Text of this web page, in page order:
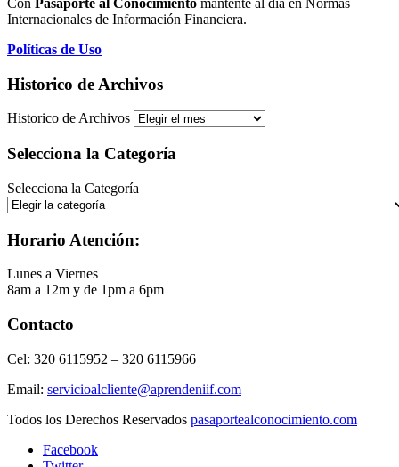
Con Pasaporte al Conocimiento mantente al día en Normas
Internacionales de Información Financiera.
Políticas de Uso
Historico de Archivos
Historico de Archivos
Selecciona la Categoría
Selecciona la Categoría
Horario Atención:
Lunes a Viernes
8am a 12m y de 1pm a 6pm
Contacto
Cel: 320 6115952 – 320 6115966
Email: servicioalcliente@aprendeniif.com
Todos los Derechos Reservados pasaportealconocimiento.com
Facebook